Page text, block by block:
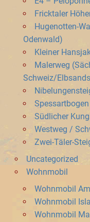
Fricktaler
Hugenotten-
Odenwald)
Kleiner
Malerweg
Schweiz/
Südlicher
Westweg /
Zwei-Täler-
Uncategorized
Wohnmobil
Wohnmobil
Wohnmobil
Wohnmobil